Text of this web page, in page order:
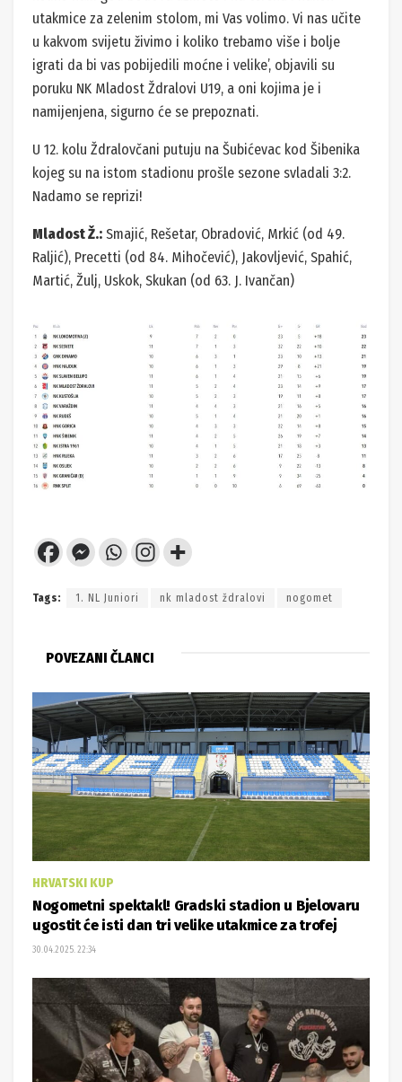
utakmice za zelenim stolom, mi Vas volimo. Vi nas učite
u kakvom svijetu živimo i koliko trebamo više i bolje
igrati da bi vas pobijedili moćne i velike’, objavili su
poruku NK Mladost Ždralovi U19, a oni kojima je i
namijenjena, sigurno će se prepoznati.
U 12. kolu Ždralovčani putuju na Šubićevac kod Šibenika
kojeg su na istom stadionu prošle sezone svladali 3:2.
Nadamo se reprizi!
Mladost Ž.: Smajić, Rešetar, Obradović, Mrkić (od 49.
Raljić), Precetti (od 84. Mihočević), Jakovljević, Spahić,
Martić, Žulj, Uskok, Skukan (od 63. J. Ivančan)
Tags: 1. NL Juniori nk mladost ždralovi nogomet
POVEZANI ČLANCI
HRVATSKI KUP
Nogometni spektakl! Gradski stadion u Bjelovaru
ugostit će isti dan tri velike utakmice za trofej
30.04.2025. 22:34